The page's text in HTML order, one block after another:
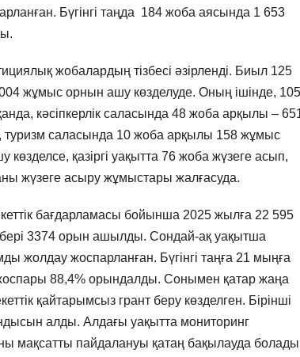
Бүгінгі таңда 184 жоба аясында 1 653
жобалардың тізбесі әзірленді. Биыл 125
жұмыс орнын ашу көзделуде. Оның ішінде,
кәсіпкерлік саласында 48 жоба арқылы –
туризм саласында 10 жоба арқылы 158 жұмыс
қазіргі уақытта 76 жоба жүзеге асып,
жүзеге асыру жұмыстары жалғасуда.
бағдарламасы бойынша 2025 жылға 22 595
3374 орын ашылды. Сондай-ақ уақытша
жолдау жоспарланған. Бүгінгі таңға 21 мыңға
88,4% орындалды. Сонымен қатар жаңа
қайтарымсыз грант беру көзделген. Бірінші
алды. Алдағы уақытта мониторинг
мақсатты пайдалануы қатаң бақылауда